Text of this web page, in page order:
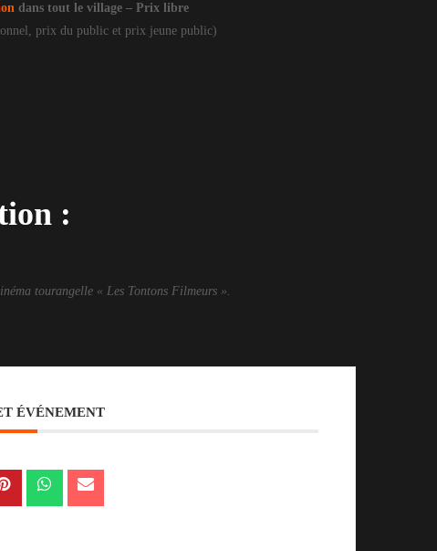
dans tout le village – Prix libre
prix du public et prix jeune public)
:
tourangelle « Les Tontons Filmeurs ».
ÉVÉNEMENT